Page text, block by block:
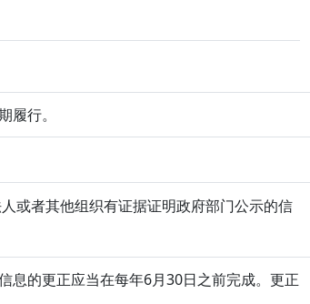
行。
或者其他组织有证据证明政府部门公示的信
息的更正应当在每年6月30日之前完成。更正